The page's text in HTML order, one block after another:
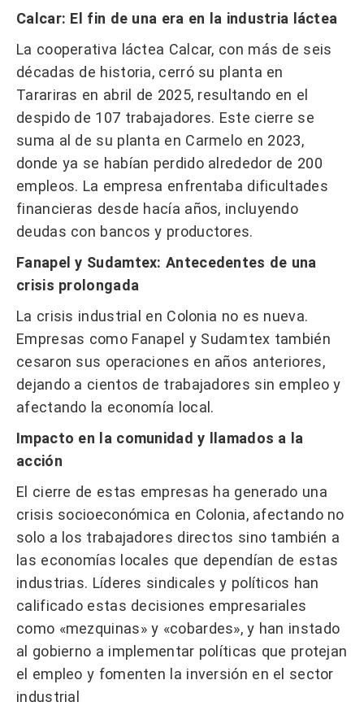
Calcar: El fin de una era en la industria láctea
La cooperativa láctea Calcar, con más de seis
décadas de historia, cerró su planta en
Tarariras en abril de 2025, resultando en el
despido de 107 trabajadores. Este cierre se
suma al de su planta en Carmelo en 2023,
donde ya se habían perdido alrededor de 200
empleos. La empresa enfrentaba dificultades
financieras desde hacía años, incluyendo
deudas con bancos y productores.
Fanapel y Sudamtex: Antecedentes de una
crisis prolongada
La crisis industrial en Colonia no es nueva.
Empresas como Fanapel y Sudamtex también
cesaron sus operaciones en años anteriores,
dejando a cientos de trabajadores sin empleo y
afectando la economía local.
Impacto en la comunidad y llamados a la
acción
El cierre de estas empresas ha generado una
crisis socioeconómica en Colonia, afectando no
solo a los trabajadores directos sino también a
las economías locales que dependían de estas
industrias. Líderes sindicales y políticos han
calificado estas decisiones empresariales
como «mezquinas» y «cobardes», y han instado
al gobierno a implementar políticas que protejan
el empleo y fomenten la inversión en el sector
industrial